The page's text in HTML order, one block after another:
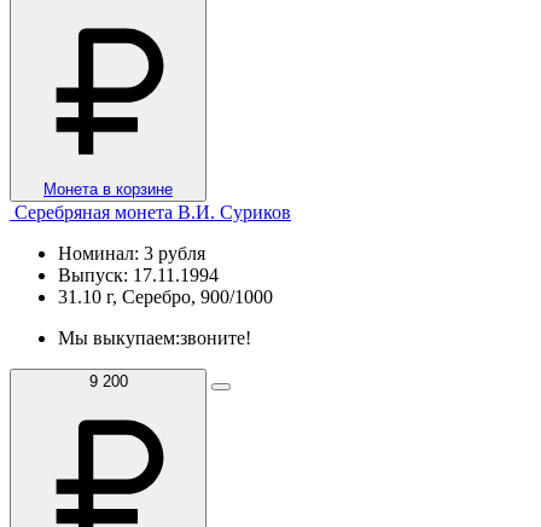
Монета в корзине
Серебряная монета В.И. Суриков
Номинал: 3 рубля
Выпуск: 17.11.1994
31.10 г, Серебро, 900/1000
Мы выкупаем:звоните!
9 200